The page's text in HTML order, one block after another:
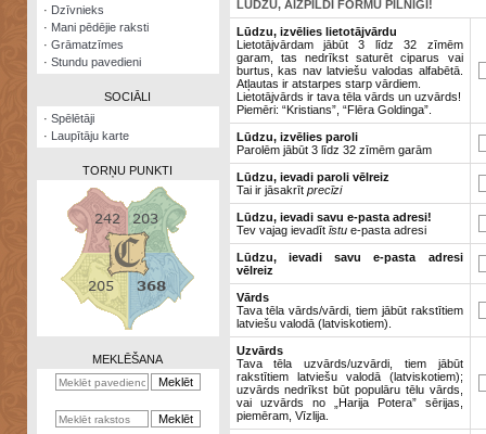
Arhīvs
Zināšanu
· Dzīvnieks
· Mani pēdējie raksti
· Grāmatzīmes
· Stundu pavedieni
SOCIĀLI
· Spēlētāji
· Laupītāju karte
TORŅU PUNKTI
MEKLĒŠANA
LŪDZU, AIZPILDI FORMU PILNĪGI!
Lūdzu, izvēlies lietotājvārdu
Lietotājvārdam jābūt 3 līdz 32 zīmēm
garam, tas nedrīkst saturēt ciparus vai
burtus, kas nav latviešu valodas alfabētā.
Atļautas ir atstarpes starp vārdiem.
Lietotājvārds ir tava tēla vārds un uzvārds!
Piemēri: “Kristians”, “Flēra Goldinga”.
Lūdzu, izvēlies paroli
Parolēm jābūt 3 līdz 32 zīmēm garām
Lūdzu, ievadi paroli vēlreiz
Tai ir jāsakrīt precīzi
Lūdzu, ievadi savu e-pasta adresi!
Tev vajag ievadīt īstue-pasta adresi
Lūdzu, ievadi savu e-pasta adresi
vēlreiz
Vārds
Tava tēla vārds/vārdi, tiem jābūt rakstītiem
latviešu valodā (latviskotiem).
Uzvārds
Tava tēla uzvārds/uzvārdi, tiem jābūt
rakstītiem latviešu valodā (latviskotiem);
uzvārds nedrīkst būt populāru tēlu vārds,
vai uzvārds no „Harija Potera” sērijas,
piemēram, Vīzlija.